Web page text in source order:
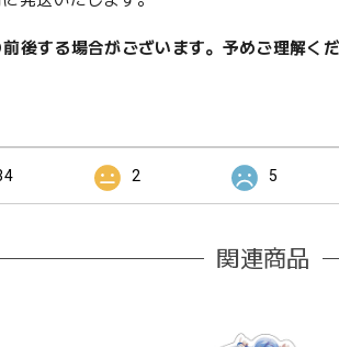
後する場合がございます。予めご理解く
2 5
関連商品